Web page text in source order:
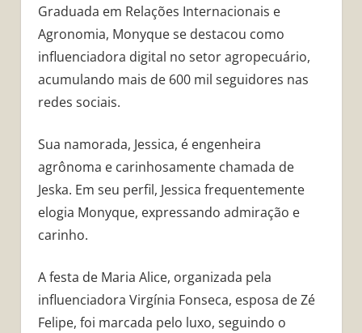
Graduada em Relações Internacionais e
Agronomia, Monyque se destacou como
influenciadora digital no setor agropecuário,
acumulando mais de 600 mil seguidores nas
redes sociais.
Sua namorada, Jessica, é engenheira
agrônoma e carinhosamente chamada de
Jeska. Em seu perfil, Jessica frequentemente
elogia Monyque, expressando admiração e
carinho.
A festa de Maria Alice, organizada pela
influenciadora Virgínia Fonseca, esposa de Zé
Felipe, foi marcada pelo luxo, seguindo o